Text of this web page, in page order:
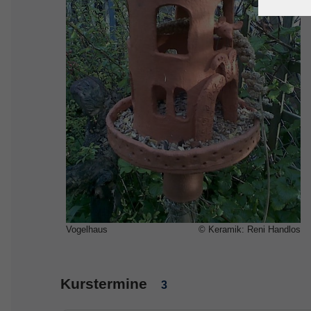
Vogelhaus © Keramik: Reni Handlos
Kurstermine 3